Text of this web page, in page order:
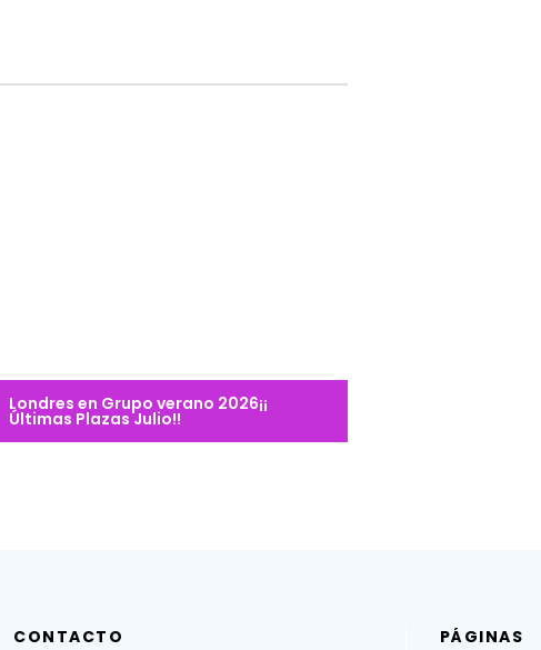
Londres en Grupo verano 2026¡¡
Últimas Plazas Julio!!
Londres con Harry
Potter & Legoland
CONTACTO PÁGINAS